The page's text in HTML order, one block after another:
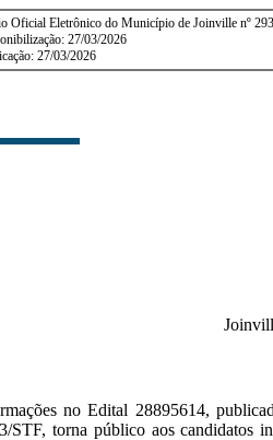
Oficial Eletrônico do Município de Joinville nº
27/03/2026
27/03/2026
no Edital 28895614,
torna público aos candidatos